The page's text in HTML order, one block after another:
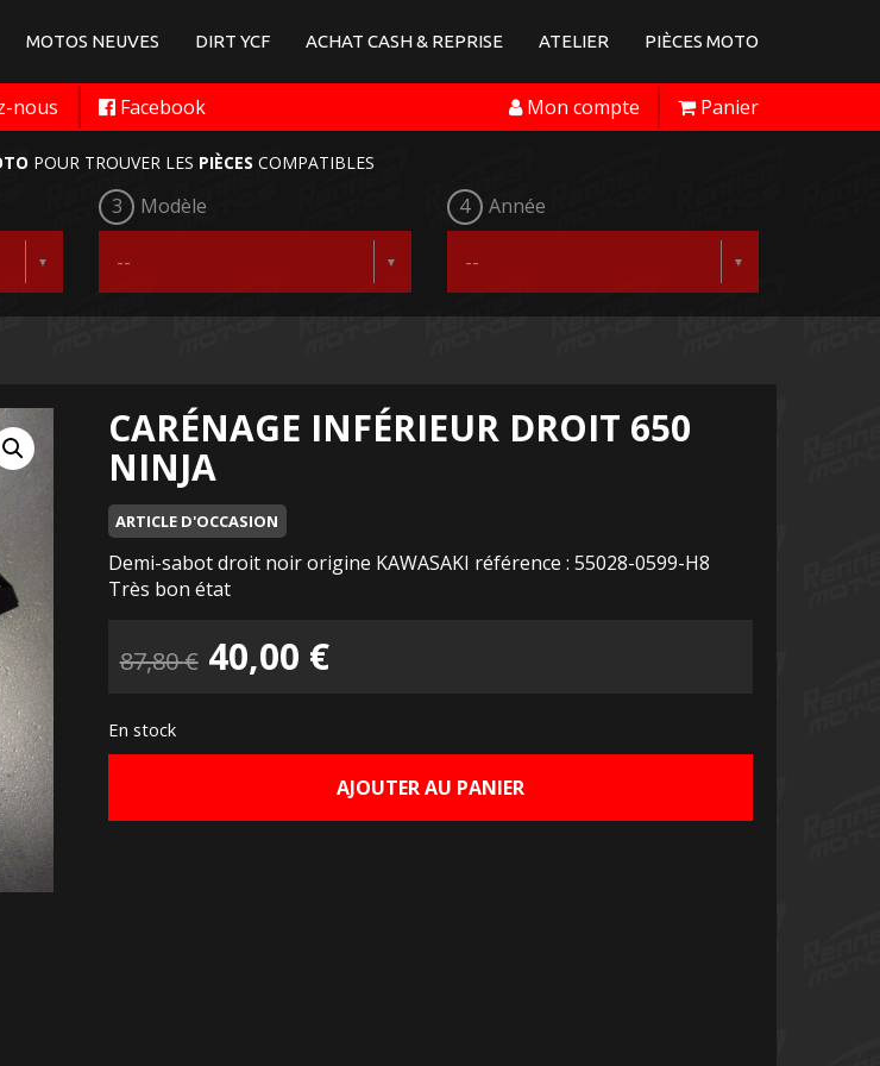
MOTOS NEUVES DIRT YCF ACHAT CASH & REPRISE ATELIER PIÈCES MOTO
nous Facebook Panier
Mon compte
POUR TROUVER LES PIÈCES COMPATIBLES
3 Modèle 4 Année
CARÉNAGE INFÉRIEUR DROIT 650
NINJA
ARTICLE D'OCCASION
Demi-sabot droit noir origine KAWASAKI référence : 55028-0599-H8
Très bon état
87,80€ Le
initial
40,00 €Le
actuel
est :
En stock
AJOUTER AU PANIER